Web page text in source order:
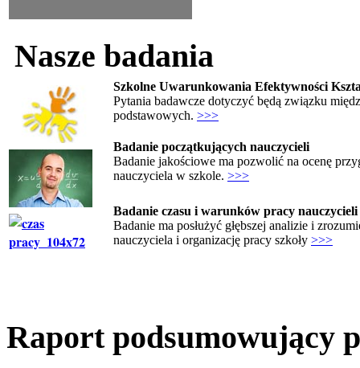
Nasze badania
Szkolne Uwarunkowania Efektywności
Pytania badawcze dotyczyć będą związku
podstawowych. >>>
Badanie początkujących nauczycieli
Badanie jakościowe ma pozwolić na ocenę
nauczyciela w szkole. >>>
Badanie czasu i warunków pracy nauczycieli
Badanie ma posłużyć głębszej analizie i
nauczyciela i organizację pracy szkoły >>>
Raport podsumowujący